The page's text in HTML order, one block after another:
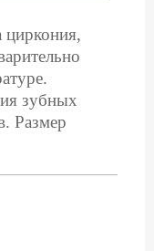
циркония,
зубных
Размер